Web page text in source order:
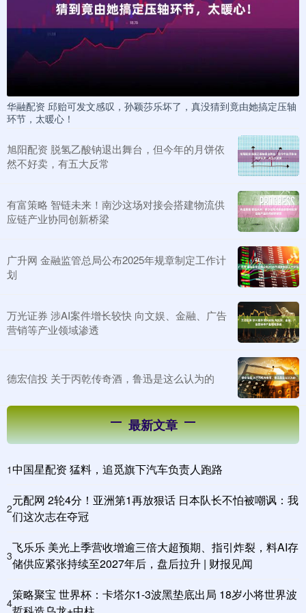
华融配资 邱贻可发文感叹，孙颖莎乐坏了，真没猜到竟由她搞定压轴
环节，太暖心！
旭阳配资 脱氢乙酸钠退出舞台，但今年的月饼依
然不好卖，有五大反常
有富策略 智链未来！南沙这场对接会搭建物流供
应链产业协同创新桥梁
广升网 金融监管总局公布2025年规章制定工作计
划
万光证券 涉AI案件增长较快 向文娱、金融、广告
营销等产业领域渗透
德宏信投 关于丙乾传奇酒，鲁迅是这么认为的
最新文章
1中国星配资 猛料，追觅旗下汽车负责人跑路
2
元配网 2轮4分！亚洲第1再放狠话 日本队长不怕被嘲讽：我
们这次志在夺冠
3
飞乐乐 美光上季营收增逾三倍大超预期、指引炸裂，料AI存
储供应紧张持续至2027年后，盘后拉升 | 财报见闻
4
策略聚宝 世界杯：卡塔尔1-3波黑垫底出局 18岁小将世界波